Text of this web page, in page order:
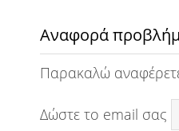
Αναφορά
Παρακαλώ
Δώστε το email σας